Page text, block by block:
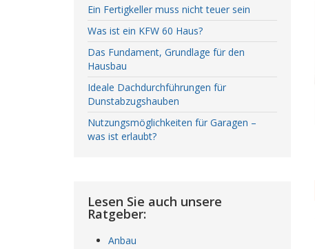
Ein Fertigkeller muss nicht teuer sein
Was ist ein KFW 60 Haus?
Das Fundament, Grundlage für den
Hausbau
Ideale Dachdurchführungen für
Dunstabzugshauben
Nutzungsmöglichkeiten für Garagen –
was ist erlaubt?
Lesen Sie auch unsere
Ratgeber:
Anbau